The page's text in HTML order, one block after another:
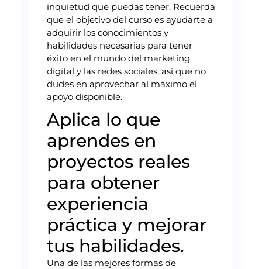
inquietud que puedas tener. Recuerda
que el objetivo del curso es ayudarte a
adquirir los conocimientos y
habilidades necesarias para tener
éxito en el mundo del marketing
digital y las redes sociales, así que no
dudes en aprovechar al máximo el
apoyo disponible.
Aplica lo que
aprendes en
proyectos reales
para obtener
experiencia
práctica y mejorar
tus habilidades.
Una de las mejores formas de